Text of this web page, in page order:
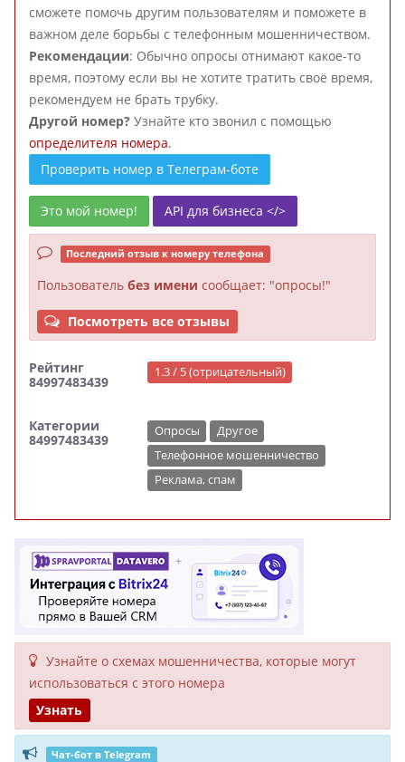
сможете помочь другим пользователям и поможете в
важном деле борьбы с телефонным мошенничеством.
Рекомендации: Обычно опросы отнимают какое-то
время, поэтому если вы не хотите тратить своё время,
рекомендуем не брать трубку.
Другой номер? Узнайте кто звонил с помощью
определителя номера.
Проверить номер в Телеграм-боте
Это мой номер! API для бизнеса </>
Последний отзыв к номеру телефона
Пользователь без имени сообщает: "опросы!"
Посмотреть все отзывы
Рейтинг
84997483439
1.3 / 5 (отрицательный)
Категории
84997483439
Опросы
Другое
Телефонное мошенничество
Реклама, спам
Узнайте о схемах мошенни­чества, кото­рые могут
исполь­зоваться с этого номера
Узнать
Чат-бот в Telegram